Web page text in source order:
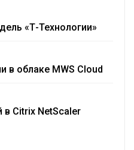
«Т-Технологии»
облаке MWS Cloud
в Citrix NetScaler